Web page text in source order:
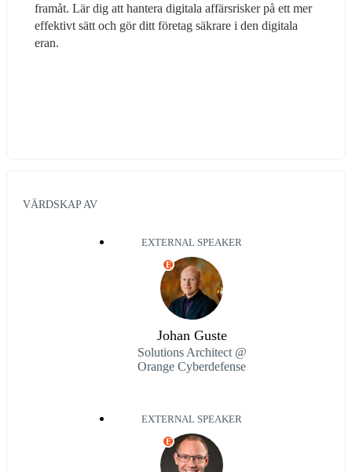
framåt. Lär dig att hantera digitala affärsrisker på ett mer
effektivt sätt och gör ditt företag säkrare i den digitala
eran.
VÄRDSKAP AV
EXTERNAL SPEAKER
E
Johan Guste
Solutions Architect @
Orange Cyberdefense
EXTERNAL SPEAKER
E